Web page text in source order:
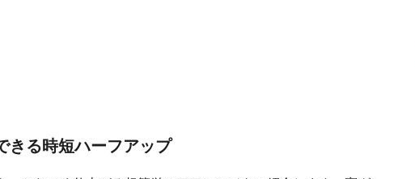
きる時短ハーフアップ